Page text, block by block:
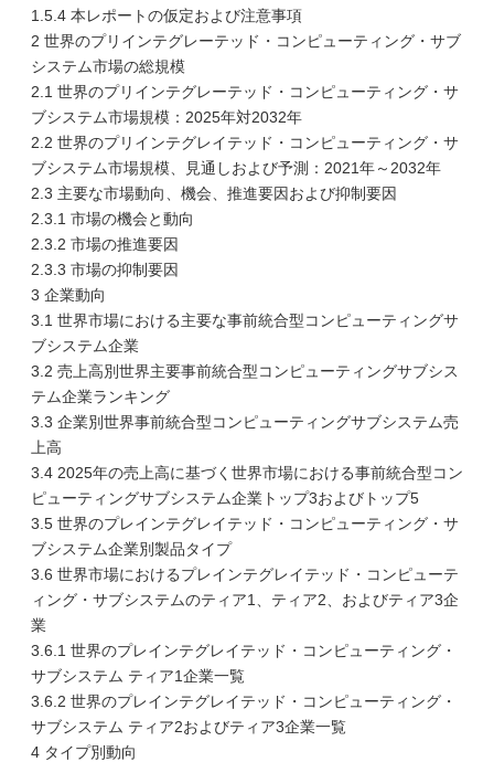
1.5.4 本レポートの仮定および注意事項
2 世界のプリインテグレーテッド・コンピューティング・サブ
システム市場の総規模
2.1 世界のプリインテグレーテッド・コンピューティング・サ
ブシステム市場規模：2025年対2032年
2.2 世界のプリインテグレイテッド・コンピューティング・サ
ブシステム市場規模、見通しおよび予測：2021年～2032年
2.3 主要な市場動向、機会、推進要因および抑制要因
2.3.1 市場の機会と動向
2.3.2 市場の推進要因
2.3.3 市場の抑制要因
3 企業動向
3.1 世界市場における主要な事前統合型コンピューティングサ
ブシステム企業
3.2 売上高別世界主要事前統合型コンピューティングサブシス
テム企業ランキング
3.3 企業別世界事前統合型コンピューティングサブシステム売
上高
3.4 2025年の売上高に基づく世界市場における事前統合型コン
ピューティングサブシステム企業トップ3およびトップ5
3.5 世界のプレインテグレイテッド・コンピューティング・サ
ブシステム企業別製品タイプ
3.6 世界市場におけるプレインテグレイテッド・コンピューテ
ィング・サブシステムのティア1、ティア2、およびティア3企
業
3.6.1 世界のプレインテグレイテッド・コンピューティング・
サブシステム ティア1企業一覧
3.6.2 世界のプレインテグレイテッド・コンピューティング・
サブシステム ティア2およびティア3企業一覧
4 タイプ別動向